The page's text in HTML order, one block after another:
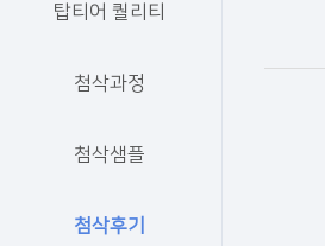
탑티어 퀄리티
첨삭과정
첨삭샘플
첨삭후기